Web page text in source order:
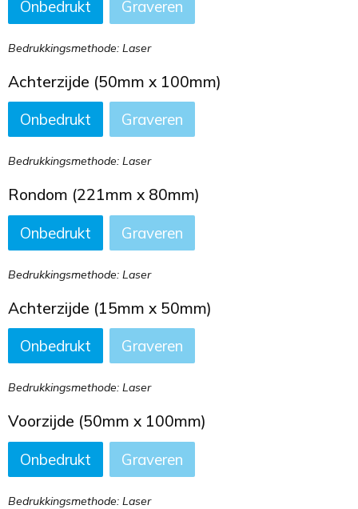
Onbedrukt Graveren
Bedrukkingsmethode: Laser
Achterzijde (50mm x 100mm)
Onbedrukt
Graveren
Bedrukkingsmethode: Laser
Rondom (221mm x 80mm)
Onbedrukt
Graveren
Bedrukkingsmethode: Laser
Achterzijde (15mm x 50mm)
Onbedrukt
Graveren
Bedrukkingsmethode: Laser
Voorzijde (50mm x 100mm)
Onbedrukt
Graveren
Bedrukkingsmethode: Laser